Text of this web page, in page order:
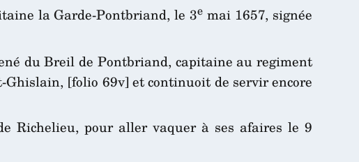
la Garde-Pontbriand, le 3e mai 1657, signée
du Breil de Pontbriand, capitaine au regiment
[folio 69v] et continuoit de servir encore
Richelieu, pour aller vaquer à ses afaires le 9